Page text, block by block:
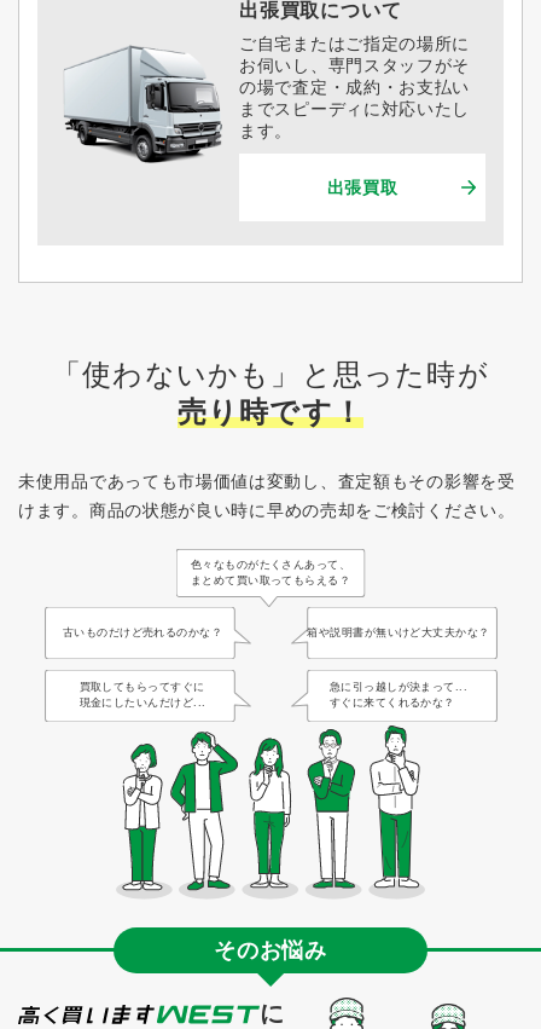
出張買取について
ご自宅またはご指定の場所に
お伺いし、専門スタッフがそ
の場で査定・成約・お支払い
までスピーディに対応いたし
ます。
出張買取
「使わないかも」と思った時が
売り時です！
未使用品であっても市場価値は変動し、査定額もその影響を受
けます。 商品の状態が良い時に早めの売却をご検討ください。
色々なものがたくさんあって、
まとめて買い取ってもらえる？
古いものだけど売れるのかな？ 箱や説明書が無いけど大丈夫かな？
買取してもらってすぐに
現金にしたいんだけど...
急に引っ越しが決まって...
すぐに来てくれるかな？
そのお悩み
に